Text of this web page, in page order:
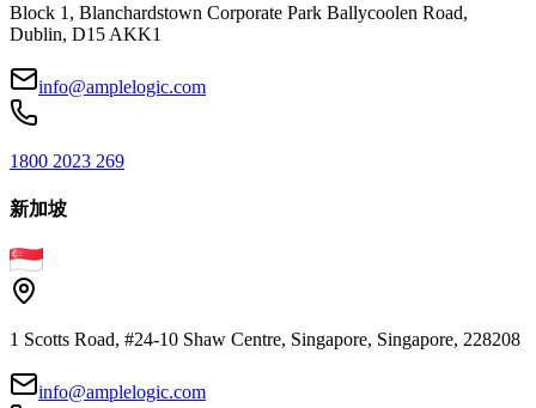
Block 1, Blanchardstown Corporate Park Ballycoolen Road,
Dublin, D15 AKK1
info@amplelogic.com
1800 2023 269
新加坡
1 Scotts Road, #24-10 Shaw Centre, Singapore, Singapore, 228208
info@amplelogic.com